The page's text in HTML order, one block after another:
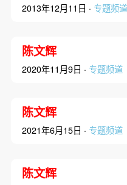
2013年12月11日 · 专题频道
陈文辉
2020年11月9日 · 专题频道
陈文辉
2021年6月15日 · 专题频道
陈文辉